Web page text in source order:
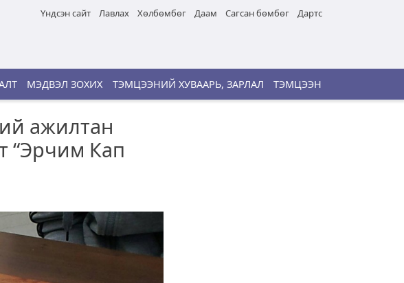
Үндсэн сайт Лавлах Хөлбөмбөг Даам Сагсан бөмбөг Дартс
МЭДВЭЛ ЗОХИХ ТЭМЦЭЭНИЙ ХУВААРЬ, ЗАРЛАЛ ТЭМЦЭЭН
ажилтан
“Эрчим Кап